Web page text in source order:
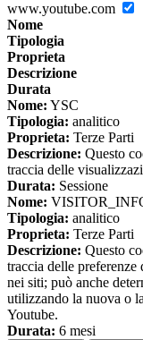
www.youtube.com
Nome
Tipologia
Proprieta
Descrizione
Durata
Nome: YSC
Tipologia: analitico
Proprieta: Terze Parti
Descrizione: Questo
traccia delle
Durata: Sessione
Nome:
Tipologia: analitico
Proprieta: Terze Parti
Descrizione: Questo
traccia delle
nei siti; può anche
utilizzando la nuova o
Youtube.
Durata: 6 mesi